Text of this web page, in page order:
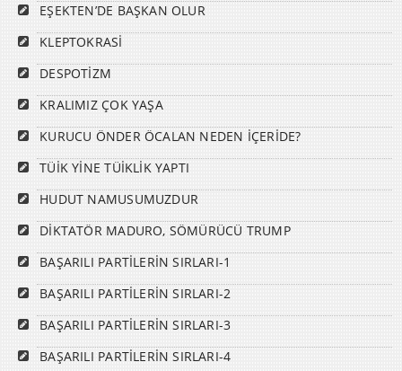
EŞEKTEN’DE BAŞKAN OLUR
KLEPTOKRASİ
DESPOTİZM
KRALIMIZ ÇOK YAŞA
KURUCU ÖNDER ÖCALAN NEDEN İÇERİDE?
TÜİK YİNE TÜİKLİK YAPTI
HUDUT NAMUSUMUZDUR
DİKTATÖR MADURO, SÖMÜRÜCÜ TRUMP
BAŞARILI PARTİLERİN SIRLARI-1
BAŞARILI PARTİLERİN SIRLARI-2
BAŞARILI PARTİLERİN SIRLARI-3
BAŞARILI PARTİLERİN SIRLARI-4